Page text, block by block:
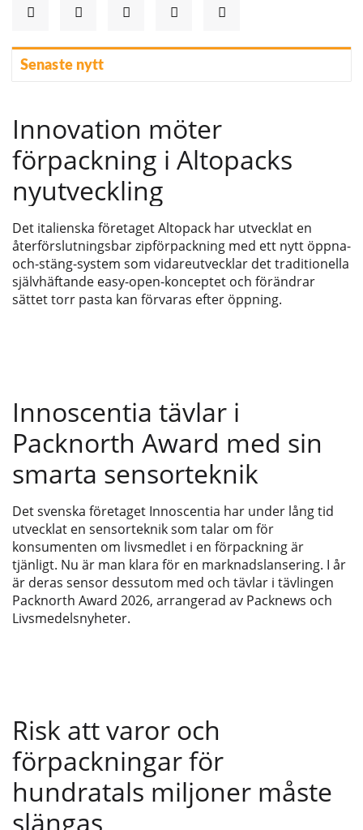
Senaste nytt
Innovation möter
förpackning i Altopacks
nyutveckling
Det italienska företaget Altopack har utvecklat en
återförslutningsbar zipförpackning med ett nytt öppna-
och-stäng-system som vidareutvecklar det traditionella
självhäftande easy-open-konceptet och förändrar
sättet torr pasta kan förvaras efter öppning.
Innoscentia tävlar i
Packnorth Award med sin
smarta sensorteknik
Det svenska företaget Innoscentia har under lång tid
utvecklat en sensorteknik som talar om för
konsumenten om livsmedlet i en förpackning är
tjänligt. Nu är man klara för en marknadslansering. I år
är deras sensor dessutom med och tävlar i tävlingen
Packnorth Award 2026, arrangerad av Packnews och
Livsmedelsnyheter.
Risk att varor och
förpackningar för
hundratals miljoner måste
slängas